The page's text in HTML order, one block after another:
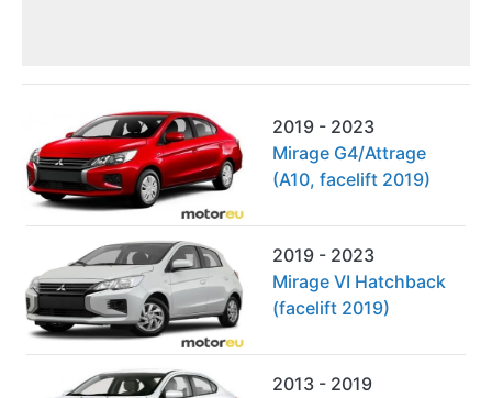
2019 - 2023
Mirage G4/Attrage
(A10, facelift 2019)
2019 - 2023
Mirage VI Hatchback
(facelift 2019)
2013 - 2019